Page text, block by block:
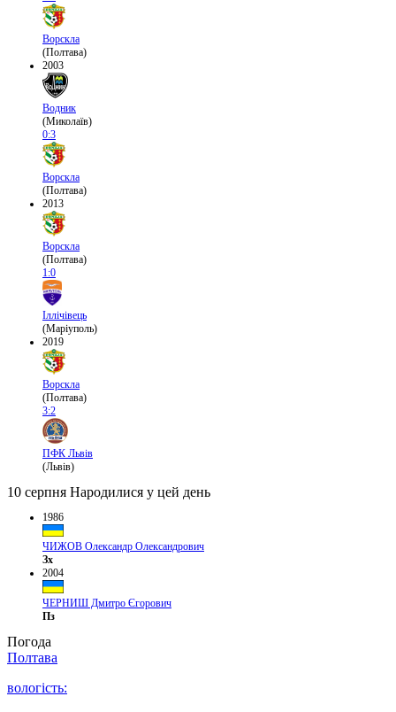
Ворскла
(Полтава)
2003
Водник
(Миколаїв)
0:3
Ворскла
(Полтава)
2013
Ворскла
(Полтава)
1:0
Іллічівець
(Маріуполь)
2019
Ворскла
(Полтава)
3:2
ПФК Львів
(Львів)
10 серпня Народилися у цей день
1986
ЧИЖОВ Олександр Олександрович
Зх
2004
ЧЕРНИШ Дмитро Єгорович
Пз
Погода
Полтава
вологість: